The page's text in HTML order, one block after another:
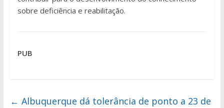
sobre deficiência e reabilitação.
PUB
← Albuquerque dá tolerância de ponto a 23 de